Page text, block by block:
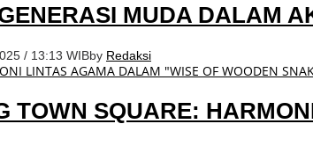
MUDA DALAM
/ 13:13 WIBby Redaksi
SQUARE: